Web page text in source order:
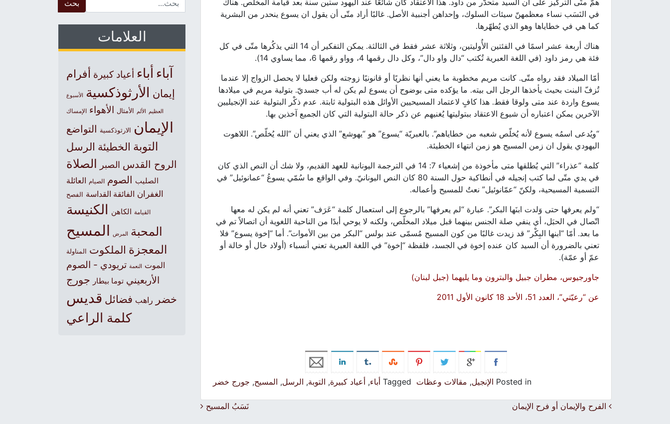
همّ متّى التركيز على أن السيد متحدّر من داود. هذا الاعتقاد كان شائعًا عند اليهود ستين سنة بعد قيامة المخلّص. هناك
في النَسَب نساء معظمهنّ سيئات السلوك، وإحداهن أجنبية الأصل. غالبًا أراد متّى أن يقول ان يسوع ينحدر من البشرية
كما هي في خطاياها وهو الذي يُطهّرها.
هناك أربعة عشر اسمًا في الفئتين الأُوليتين، وثلاثة عشر فقط في الثالثة. يمكن التفكير أن 14 التي يذكُرها متّى في كل
فئة هي رمز داود (في اللغة العبرية تُكتب “دال واو دال”، وكل دال رقمها 4، وواو رقمها 6، مما يساوي 14).
أمّا الميلاد فقد رواه متّى. كانت مريم مخطوبة ما يعني أنها نظريًا أو قانونيًا زوجته ولكن فعليا لا يحصل الزواج إلا عندما
تُزفّ البنت بحيث يأخذها الرجل الى بيته. ما يؤكده متى بوضوح أن يسوع لم يكن له أب جسديّ. بتولية مريم في ميلادها
يسوع واردة عند متى ولوقا فقط. هذا كافٍ لاعتماد المسيحيين الأوائل هذه البتولية ثابتة. عدم ذكْر البتولية عند الإنجيليين
الآخرين يمكن اعتباره أن شيوع الاعتقاد ببتوليتها يُغنيهم عن ذكر حالة البتولية التي كان الجميع آخذين بها.
“ويُدعى اسمُه يسوع لأنه يُخلّص شعبه من خطاياهم”. بالعبريّة “يسوع” هو “يهوشع” الذي يعني أن “الله يُخلّص”. اللاهوت
اليهودي يقول ان زمن المسيح هو زمن انتهاء الخطيئة.
كلمة “عذراء” التي يُطلقها متى مأخوذة من إشعياء 7: 14 في الترجمة اليونانية للعهد القديم، ولا شك أن النص الذي كان
في يدي متّى لما كتب إنجيله في أنطاكية حول السنة 80 كان النص اليونانيّ. وفي الواقع ما سُمّي يسوعُ “عمانوئيل” في
التسمية المسيحية، ولكنّ “عمّانوئيل” نعتٌ للمسيح وأعماله.
“ولم يعرفها حتى وَلدت ابنَها البكر”. عبارة “لم يعرفها” بالرجوع إلى استعمال كلمة “عَرَف” تعني أنه لم يكن له معها
اتّصال في الحبَل، أي ينفي صلة الجنس بينهما قبل ميلاد المخلّص، ولكنه لا يوحي أبدًا من الناحية اللغوية أن اتصالاً تم في
ما بعد. أمّا “ابنها البِكْر” قد زيدت غالبًا من كون المسيح مُسمّى عند بولس “البكر من بين الأموات”. أما “إخوة يسوع” فلا
تعني بالضرورة أن السيد كان عنده إخوة في الجسد، فلفظة “إخوة” في اللغة العبرية تعني أنسباء (أولاد خال أو خالة أو
عمّ أو عمّة).
جاورجيوس، مطران جبيل والبترون وما يليهما (جبل لبنان)
عن “رعيّتي”، العدد 51، الأحد 18 كانون الأول 2011
Posted in الإنجيل, مقالات وعظات Tagged أباء, أعياد كبيرة, التوبة, الرسل, المسيح, جورج خضر
Post navigation
الفرح والإيمان أو فرح الإيمان نَسَبُ المسيح
العلامات
آباء أباء أعياد كبيرة أفرام
إيمان الأرثوذكسية الأسبوع
العظيم الألم الأمثال الأهواء الإمساك
الإيمان الارثوذكسية التواضع
التوبة الخطيئة الرسل
الروح القدس الصبر الصلاة
الصليب الصوم الصيام العائلة
الغفران الفائقة القداسة الفصح
القيامة الكاهن الكنيسة
المحبة المرض المسيح
المعجزة الملكوت المناولة
الموت النعمة تريودي - الصوم
الأربعيني توما بيطار جورج
خضر راهب فضائل قديس
كلمة الراعي